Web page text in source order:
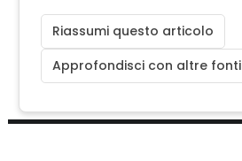
Riassumi questo articolo
Approfondisci con altre fonti